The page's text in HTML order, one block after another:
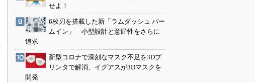
せよ！
6枚刃を搭載した新「ラムダッシュ パー
ムイン」 小型設計と意匠性をさらに
追求
新型コロナで深刻なマスク不足を3Dプ
リンタで解消、イグアスが3Dマスクを
開発